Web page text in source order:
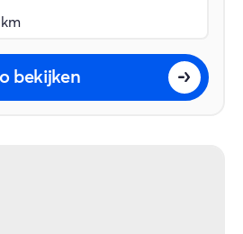
bekijken